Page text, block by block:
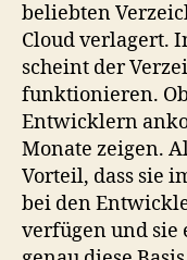
beliebten
Cloud verlagert.
scheint der
funktionieren.
Entwicklern
Monate zeigen.
Vorteil, dass sie
bei den
verfügen und sie